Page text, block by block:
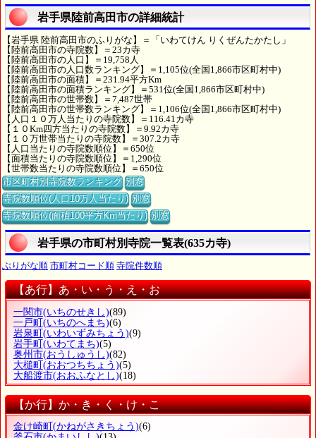
岩手県陸前高田市の詳細統計
【岩手県 陸前高田市のふりがな】＝「いわてけん りくぜんたかたし」
【陸前高田市の寺院数】＝23カ寺
【陸前高田市の人口】＝19,758人
【陸前高田市の人口数ランキング】＝1,105位(全国1,866市区町村中)
【陸前高田市の面積】＝231.94平方Km
【陸前高田市の面積ランキング】＝531位(全国1,866市区町村中)
【陸前高田市の世帯数】＝7,487世帯
【陸前高田市の世帯数ランキング】＝1,106位(全国1,866市区町村中)
【人口１０万人当たりの寺院数】＝116.41カ寺
【１０Km四方当たりの寺院数】＝9.92カ寺
【１０万世帯当たりの寺院数】＝307.2カ寺
【人口当たりの寺院数順位】＝650位
【面積当たりの寺院数順位】＝1,290位
【世帯数当たりの寺院数順位】＝650位
市区町村別寺院数ランキング 別窓
寺院数順位(人口10万人当たり) 別窓
寺院数順位(面積100平方Km当たり) 別窓
岩手県の市町村別寺院一覧表(635カ寺)
ぶりがな順 市町村コード順 寺院件数順
【あ行】あ・い・う・え・お
一関市(いちのせきし)(89)
一戸町(いちのへまち)(6)
岩泉町(いわいずみちょう)(9)
岩手町(いわてまち)(5)
奥州市(おうしゅうし)(82)
大槌町(おおつちちょう)(5)
大船渡市(おおふなとし)(18)
【か行】か・き・く・け・こ
金け崎町 (かねがさきちょう)(6)